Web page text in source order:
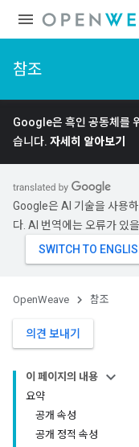
참조
Google은 흑인 공동체를
습니다. 자세히 알아보기
Google은 AI 기술을 사용
다. AI 번역에는 오류가 있
OpenWeave 참조
의견 보내기
이 페이지의 내용
요약
공개 속성
공개 정적 속성